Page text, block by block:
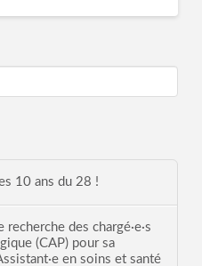
10 ans du 28 !
recherche des chargé·e·s
(CAP) pour sa
en soins et santé